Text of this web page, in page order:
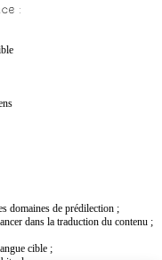
:
domaines de prédilection ;
dans la traduction du contenu ;
cible ;